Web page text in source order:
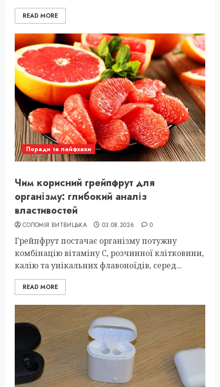
READ MORE
Поради та лайфхаки
Чим корисний грейпфрут для
організму: глибокий аналіз
властивостей
СОЛОМІЯ ВИТВИЦЬКА 03.08.2026 0
Грейпфрут постачає організму потужну
комбінацію вітаміну C, розчинної клітковини,
калію та унікальних флавоноїдів, серед...
READ MORE